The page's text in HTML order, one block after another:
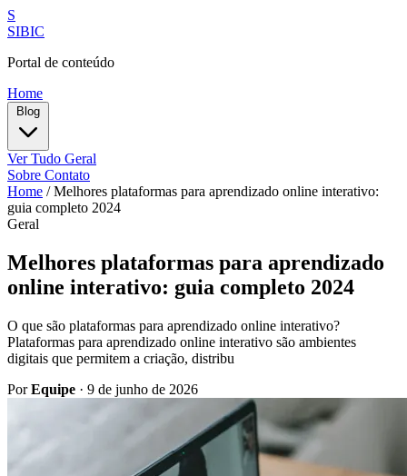
S
SIBIC
Portal de conteúdo
Home
Ver Tudo Geral
Sobre Contato
Home / Melhores plataformas para aprendizado online interativo:
guia completo 2024
Geral
Melhores plataformas para aprendizado
online interativo: guia completo 2024
O que são plataformas para aprendizado online interativo?
Plataformas para aprendizado online interativo são ambientes
digitais que permitem a criação, distribu
PorEquipe · 9 de junho de 2026